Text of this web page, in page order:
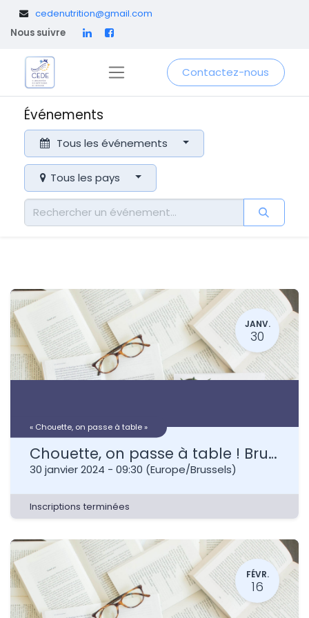
cedenutrition@gmail.com
Nous suivre
Contactez-nous
Événements
Tous les événements
Tous les pays
JANV.
30
« Chouette, on passe à table »
Chouette, on passe à table ! Bruxelles - 2 jours
30 janvier 2024 - 09:30 (Europe/Brussels)
Inscriptions terminées
FÉVR.
16